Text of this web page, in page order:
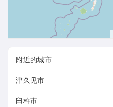
附近的城市
津久见市
臼杵市